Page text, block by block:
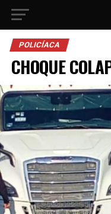
POLICÍACA
CHOQUE